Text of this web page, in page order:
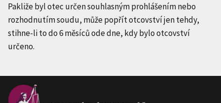
Pakliže byl otec určen souhlasným prohlášením nebo
rozhodnutím soudu, může popřít otcovství jen tehdy,
stihne-li to do 6 měsíců ode dne, kdy bylo otcovství
určeno.